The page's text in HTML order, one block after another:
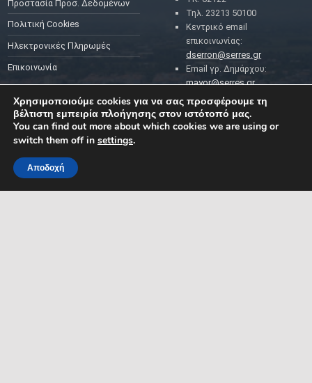
Προστασία Προσ. Δεδομένων
Πολιτική Cookies
Ηλεκτρονικές Πληρωμές
Επικοινωνία
Τηλ. 23213 50100
Κεντρικό email
επικοινωνίας:
dserron@serres.gr
Email γρ. Δημάρχου:
mayor@serres.gr
Email DPO (Υπευθύνου
Προστασίας Δεδομένων):
dpo@serres.gr
ΡΟΗ ΕΙΔΗΣΕΩΝ
ΔΗΜΟΤΗ ΚΑΙ ΤΗΣ
Χρησιμοποιούμε cookies για να σας προσφέρουμε τη
βέλτιστη εμπειρία πλοήγησης στον ιστότοπό μας.
You can find out more about which cookies we are using or
switch them off in settings.
Αποδοχή